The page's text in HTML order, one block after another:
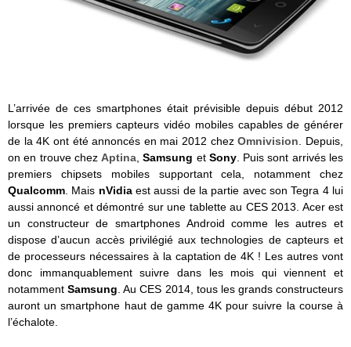
L’arrivée de ces smartphones était prévisible depuis début 2012
lorsque les premiers capteurs vidéo mobiles capables de générer
de la 4K ont été annoncés en mai 2012 chezOmnivision . Depuis,
on en trouve chezAptina ,Samsung et Sony. Puis sont arrivés les
premiers chipsets mobiles supportant cela, notamment chez
Qualcomm . Mais nVidiaest aussi de la partie avec son Tegra 4 lui
aussi annoncé et démontré sur une tablette au CES 2013. Acer est
un constructeur de smartphones Android comme les autres et
dispose d’aucun accès privilégié aux technologies de capteurs et
de processeurs nécessaires à la captation de 4K ! Les autres vont
donc immanquablement suivre dans les mois qui viennent et
notammentSamsung . Au CES 2014, tous les grands constructeurs
auront un smartphone haut de gamme 4K pour suivre la course à
l’échalote.